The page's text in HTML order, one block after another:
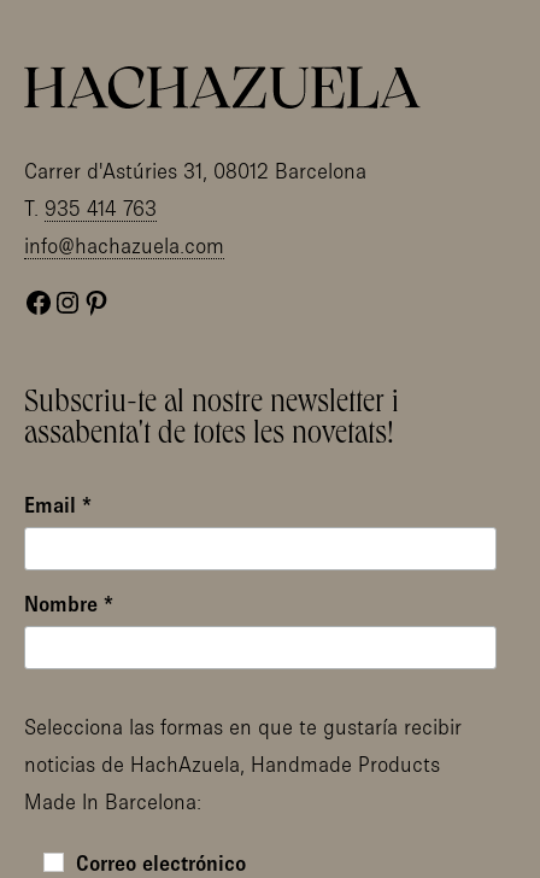
Carrer d'Astúries 31, 08012 Barcelona
T. 935 414 763
info@hachazuela.com
Facebook
Instagram
Pinterest
Subscriu-te al nostre newsletter i
assabenta't de totes les novetats!
Email *
Nombre *
Selecciona las formas en que te gustaría recibir
noticias de HachAzuela, Handmade Products
Made In Barcelona:
Correo electrónico